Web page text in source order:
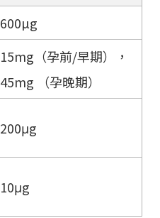
600µg
15mg（孕前/早期），
45mg （孕晚期）
200μg
10μg